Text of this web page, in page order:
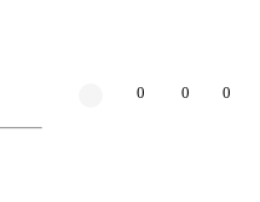
0 0 0